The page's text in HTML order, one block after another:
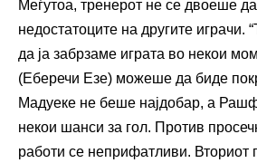
Меѓутоа, тренерот не се двоеше
недостатоците на другите играчи.
да ја забрзаме играта во некои
(Еберечи Езе) можеше да биде
Мадуеке не беше најдобар, а
некои шанси за гол. Против
работи се неприфатливи. Вториот